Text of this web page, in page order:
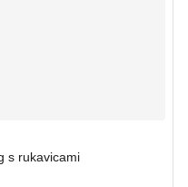
s rukavicami